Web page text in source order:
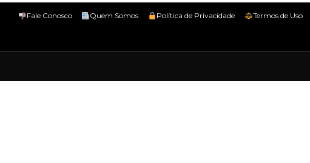
Fale Conosco Quem Somos Política de Privacidade Termos de Uso